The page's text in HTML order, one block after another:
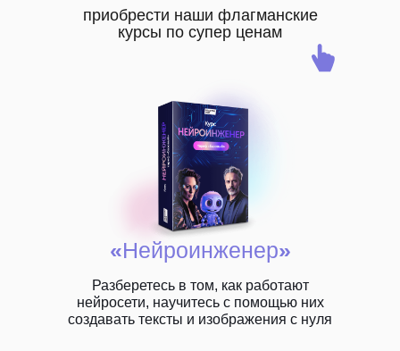
приобрести наши флагманские
курсы по супер ценам
«Нейроинженер»
Разберетесь в том, как работают
нейросети, научитесь с помощью них
создавать тексты и изображения с нуля